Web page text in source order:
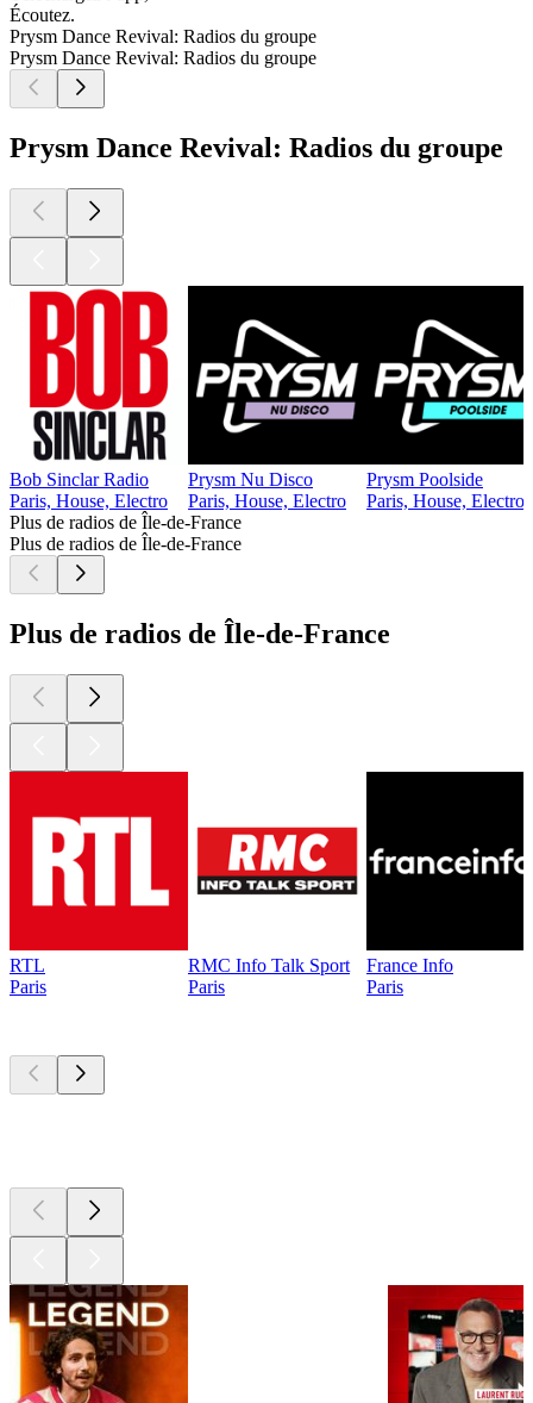
Écoutez.
Prysm Dance Revival: Radios du groupe
Prysm Dance Revival: Radios du groupe
Prysm Dance Revival: Radios du groupe
Bob Sinclar Radio
Paris, House, Electro
Prysm Nu Disco
Paris, House, Electro
Prysm Poolside
Paris, House, Electro
Plus de radios de Île-de-France
Plus de radios de Île-de-France
Plus de radios de Île-de-France
RTL
Paris
RMC Info Talk Sport
Paris
France Info
Paris